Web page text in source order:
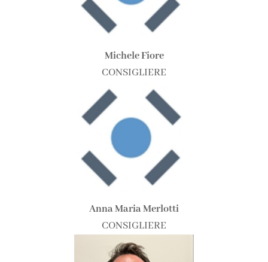
Michele Fiore
CONSIGLIERE
Anna Maria Merlotti
CONSIGLIERE